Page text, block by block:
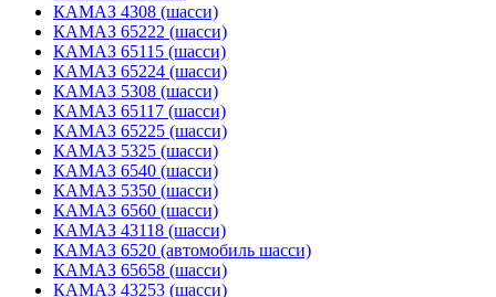
КАМАЗ 4308 (шасси)
КАМАЗ 65222 (шасси)
КАМАЗ 65115 (шасси)
КАМАЗ 65224 (шасси)
КАМАЗ 5308 (шасси)
КАМАЗ 65117 (шасси)
КАМАЗ 65225 (шасси)
КАМАЗ 5325 (шасси)
КАМАЗ 6540 (шасси)
КАМАЗ 5350 (шасси)
КАМАЗ 6560 (шасси)
КАМАЗ 43118 (шасси)
КАМАЗ 6520 (автомобиль шасси)
КАМАЗ 65658 (шасси)
КАМАЗ 43253 (шасси)